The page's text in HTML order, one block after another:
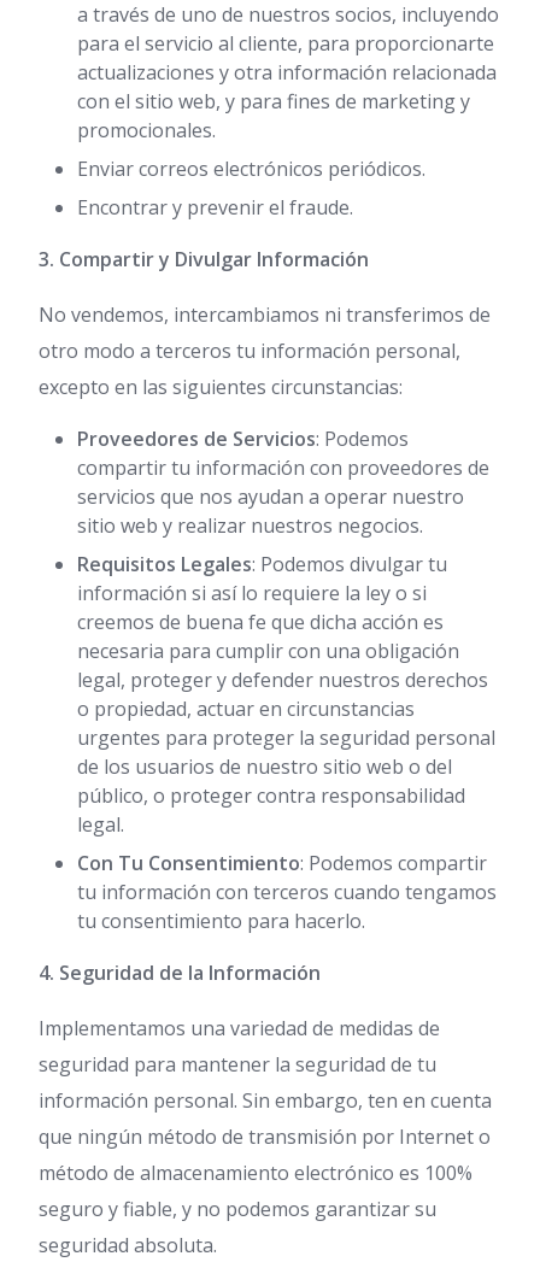
a través de uno de nuestros socios, incluyendo
para el servicio al cliente, para proporcionarte
actualizaciones y otra información relacionada
con el sitio web, y para fines de marketing y
promocionales.
Enviar correos electrónicos periódicos.
Encontrar y prevenir el fraude.
3. Compartir y Divulgar Información
No vendemos, intercambiamos ni transferimos de
otro modo a terceros tu información personal,
excepto en las siguientes circunstancias:
Proveedores de Servicios: Podemos
compartir tu información con proveedores de
servicios que nos ayudan a operar nuestro
sitio web y realizar nuestros negocios.
Requisitos Legales: Podemos divulgar tu
información si así lo requiere la ley o si
creemos de buena fe que dicha acción es
necesaria para cumplir con una obligación
legal, proteger y defender nuestros derechos
o propiedad, actuar en circunstancias
urgentes para proteger la seguridad personal
de los usuarios de nuestro sitio web o del
público, o proteger contra responsabilidad
legal.
Con Tu Consentimiento: Podemos compartir
tu información con terceros cuando tengamos
tu consentimiento para hacerlo.
4. Seguridad de la Información
Implementamos una variedad de medidas de
seguridad para mantener la seguridad de tu
información personal. Sin embargo, ten en cuenta
que ningún método de transmisión por Internet o
método de almacenamiento electrónico es 100%
seguro y fiable, y no podemos garantizar su
seguridad absoluta.